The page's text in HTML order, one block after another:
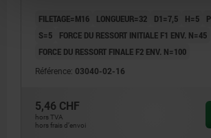
FILETAGE=M16 LONGUEUR=32 D1=7,5 H=5
S=5
FORCE DU RESSORT INITIALE F1 ENV. N=45
FORCE DU RESSORT FINALE F2 ENV. N=100
Référence: 03040-02-16
5,46 CHF
hors TVA
hors frais d’envoi